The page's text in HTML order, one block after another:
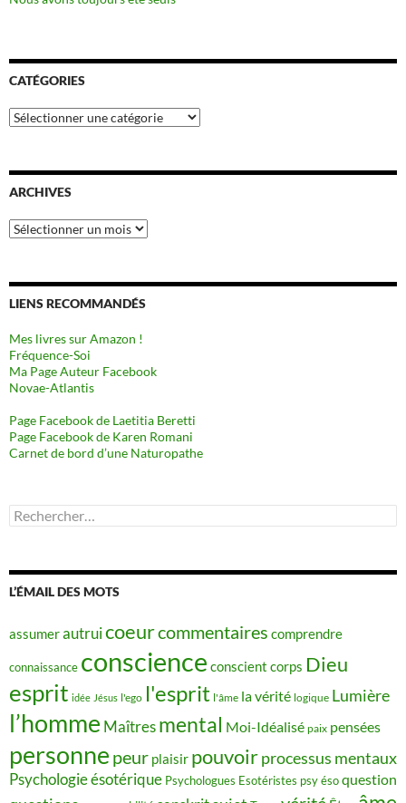
CATÉGORIES
Catégories
ARCHIVES
Archives
LIENS RECOMMANDÉS
Mes livres sur Amazon !
Fréquence-Soi
Ma Page Auteur Facebook
Novae-Atlantis
Page Facebook de Laetitia Beretti
Page Facebook de Karen Romani
Carnet de bord d’une Naturopathe
Rechercher :
L’ÉMAIL DES MOTS
assumerautruicoeurcommentaires comprendre
connaissance conscience conscient corps Dieu
esprit idée Jésus l'ego l'esprit l'âme la vérité logique Lumière
l’homme Maîtres mental Moi-Idéalisé paix pensées
personne peur plaisir pouvoirprocessus mentaux
Psychologie ésotérique Psychologues Esotéristes psy ésoquestion